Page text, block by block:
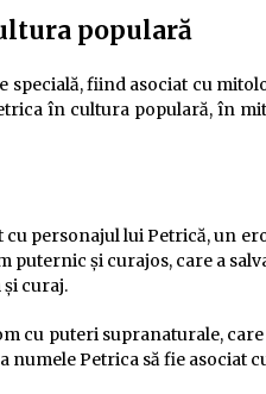
populară
fiind asociat cu
în cultura populară, în
personajul lui Petrică, un
și curajos, care a
și curaj.
cu puteri supranaturale,
Petrica să fie asociat